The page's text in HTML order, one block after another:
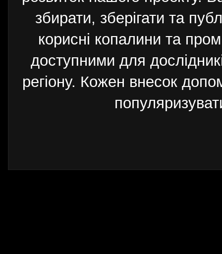
збирати, зберігати та
корисні копалини та
доступними для
регіону. Кожен внесок